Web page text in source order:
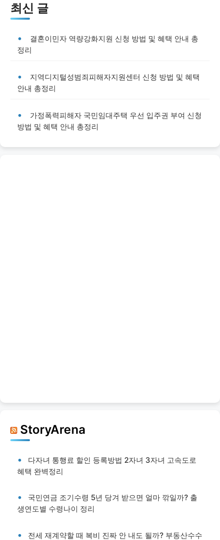
최신 글
결혼이민자 역량강화지원 신청 방법 및 혜택 안내 총
정리
지역디지털성범죄피해자지원센터 신청 방법 및 혜택
안내 총정리
가정폭력피해자 국민임대주택 우선 입주권 부여 신청
방법 및 혜택 안내 총정리
StoryArena
다자녀 통행료 할인 등록방법 2자녀 3자녀 고속도로
혜택 완벽정리
국민연금 조기수령 5년 당겨 받으면 얼마 깎일까? 출
생연도별 수령나이 정리
전세 재계약할 때 복비 진짜 안 내도 될까? 부동산수수